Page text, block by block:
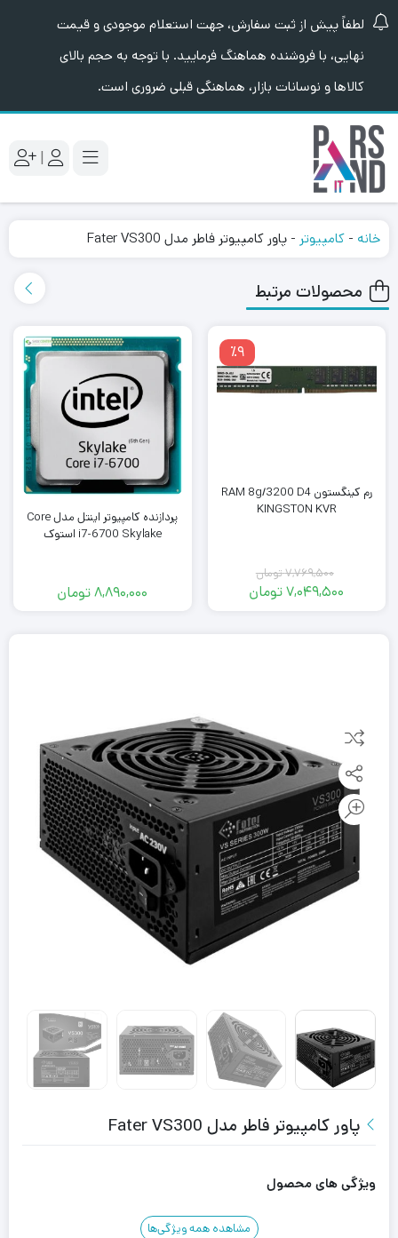
لطفاً پیش از ثبت سفارش، جهت استعلام موجودی و قیمت
نهایی، با فروشنده هماهنگ فرمایید. با توجه به حجم بالای
کالاها و نوسانات بازار، هماهنگی قبلی ضروری است.
|
خانه - کامپیوتر - پاور کامپیوتر فاطر مدل Fater VS300
محصولات مرتبط
٪9
رم کینگستون RAM 8g/3200 D4
KINGSTON KVR
7,769,500تومان
7,049,500تومان
پردازنده کامپیوتر اینتل مدل Core
i7-6700 Skylake استوک
8,890,000تومان
پاور کامپیوتر فاطر مدل Fater VS300
ویژگی های محصول
مشاهده همه ویژگی‌ها